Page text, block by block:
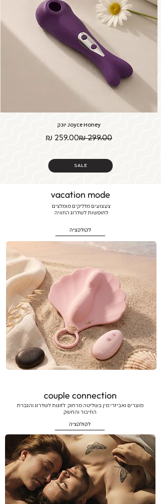
Joyce Honey יונק
מחיר רגיל
מחיר מבצע
SALE
vacation mode
צעצועים מדליקים מומלצים
לחופשות לשדרוג החוויה
לקולקציה
couple connection
מוצרים ואביזרי מין בשליטה מרחוק לזוגות לשדרוג והגברת
החיבור והחשק
לקולקציה